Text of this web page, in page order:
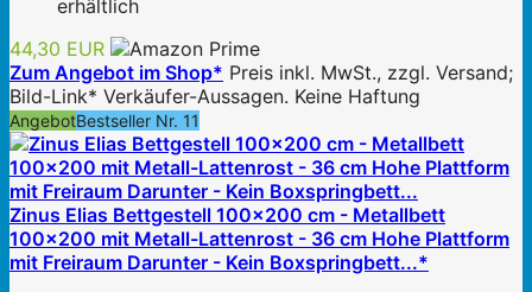
erhältlich
44,30 EUR
Zum Angebot im Shop* Preis inkl. MwSt., zzgl. Versand;
Bild-Link* Verkäufer-Aussagen. Keine Haftung
AngebotBestseller Nr. 11
Zinus Elias Bettgestell 100x200 cm - Metallbett
100x200 mit Metall-Lattenrost - 36 cm Hohe Plattform
mit Freiraum Darunter - Kein Boxspringbett...*